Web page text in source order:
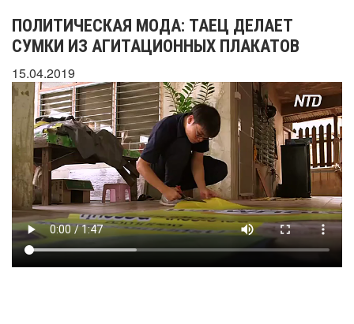
ПОЛИТИЧЕСКАЯ МОДА: ТАЕЦ ДЕЛАЕТ
СУМКИ ИЗ АГИТАЦИОННЫХ ПЛАКАТОВ
15.04.2019